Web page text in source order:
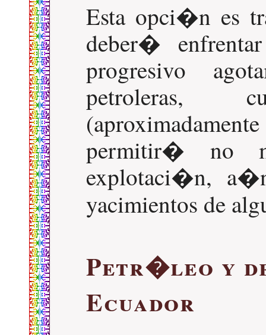
Esta opci�n es
deber�
progresivo
petroleras,
permitir� no
explotaci�n,
yacimientos de
Petr�leo y
Ecuador